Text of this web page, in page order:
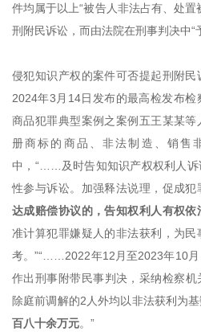
件均属于以上“被告人非法占有、处置
刑附民诉讼，而由法院在刑事判决中“
侵犯知识产权的案件可否提起刑附
2024年3月14日发布的最高检发布
商品犯罪典型案例之案例五王某某
册商标的商品、非法制造、销售
中，“……及时告知知识产权权利人诉
性参与诉讼。加强释法说理，促成犯
达成赔偿协议的，告知权利人有权依
准计算犯罪嫌疑人的非法获利，为
考。”“……2022年12月至2023年10
作出刑事附带民事判决，采纳检察
除庭前调解的2人外均以非法获利为
百八十余万元。 ”